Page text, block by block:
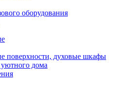
оборудования
поверхности, духовые шкафы
дома